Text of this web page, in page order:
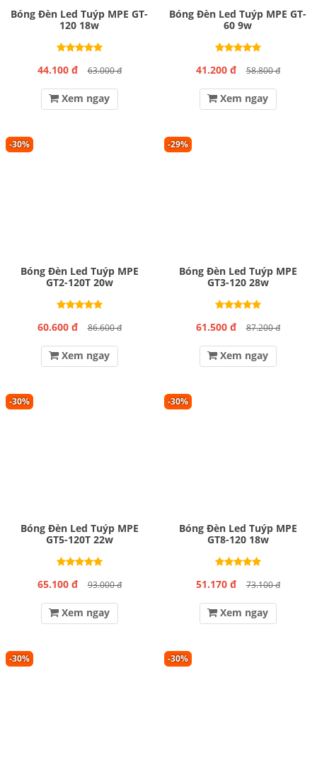
Bóng Đèn Led Tuýp MPE GT-
120 18w
44.100 đ 63.000 đ
Xem ngay
Bóng Đèn Led Tuýp MPE GT-
60 9w
41.200 đ 58.800 đ
Xem ngay
-30%
Bóng Đèn Led Tuýp MPE
GT2-120T 20w
60.600 đ 86.600 đ
Xem ngay
-29%
Bóng Đèn Led Tuýp MPE
GT3-120 28w
61.500 đ 87.200 đ
Xem ngay
-30%
Bóng Đèn Led Tuýp MPE
GT5-120T 22w
65.100 đ 93.000 đ
Xem ngay
-30%
Bóng Đèn Led Tuýp MPE
GT8-120 18w
51.170 đ 73.100 đ
Xem ngay
-30% -30%